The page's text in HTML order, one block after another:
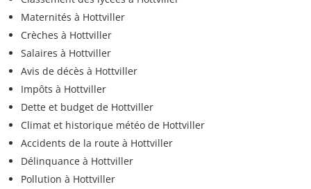
Maternités à Hottviller
Crèches à Hottviller
Salaires à Hottviller
Avis de décès à Hottviller
Impôts à Hottviller
Dette et budget de Hottviller
Climat et historique météo de Hottviller
Accidents de la route à Hottviller
Délinquance à Hottviller
Pollution à Hottviller